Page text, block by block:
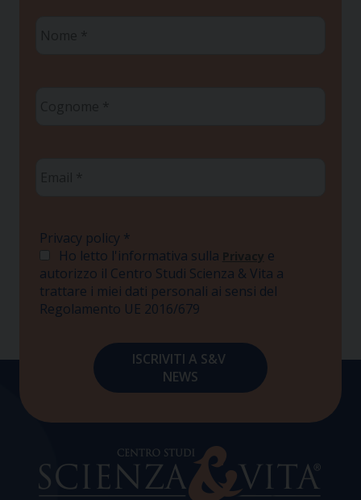
Privacy policy *
Ho letto l'informativa sulla Privacy e
autorizzo il Centro Studi Scienza & Vita a
trattare i miei dati personali ai sensi del
Regolamento UE 2016/679